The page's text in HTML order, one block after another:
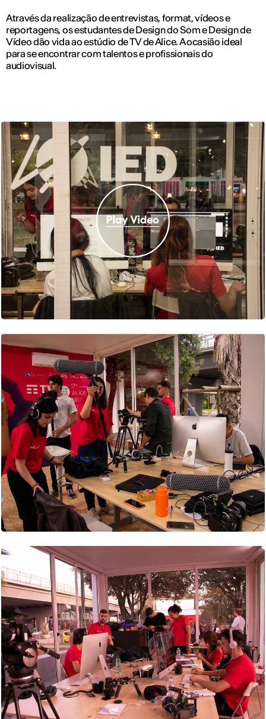
Através da realização de entrevistas, format, vídeos e
reportagens, os estudantes de Design do Som e Design de
Vídeo dão vida ao estúdio de TV de Alice. A ocasião ideal
para se encontrar com talentos e profissionais do
audiovisual.